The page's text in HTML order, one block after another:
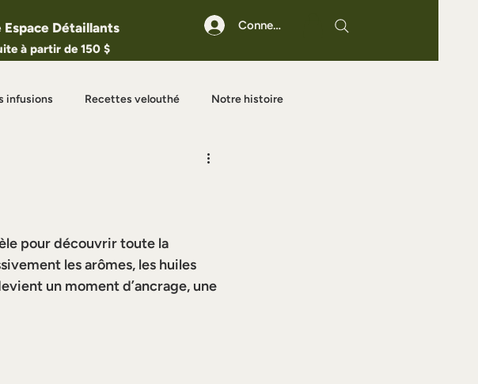
Détaillants
Connexion
à partir de 150 $
infusions Recettes velouthé Notre histoire
pour découvrir toute la
les arômes, les huiles
un moment d’ancrage, une